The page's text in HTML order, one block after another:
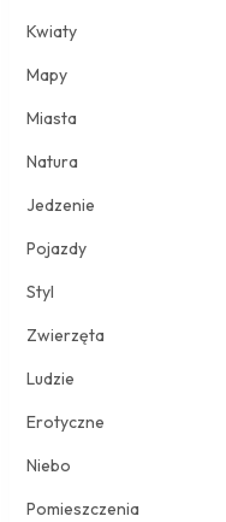
Kwiaty
Mapy
Miasta
Natura
Jedzenie
Pojazdy
Styl
Zwierzęta
Ludzie
Erotyczne
Niebo
Pomieszczenia